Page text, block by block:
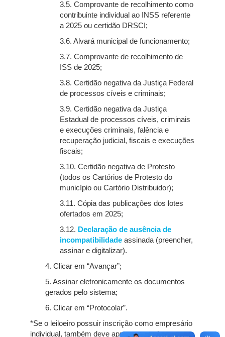
3.5. Comprovante de recolhimento como
contribuinte individual ao INSS referente
a 2025 ou certidão DRSCI;
3.6. Alvará municipal de funcionamento;
3.7. Comprovante de recolhimento de
ISS de 2025;
3.8. Certidão negativa da Justiça Federal
de processos cíveis e criminais;
3.9. Certidão negativa da Justiça
Estadual de processos cíveis, criminais
e execuções criminais, falência e
recuperação judicial, fiscais e execuções
fiscais;
3.10. Certidão negativa de Protesto
(todos os Cartórios de Protesto do
município ou Cartório Distribuidor);
3.11. Cópia das publicações dos lotes
ofertados em 2025;
3.12. Declaração de ausência de
incompatibilidade assinada (preencher,
assinar e digitalizar).
4. Clicar em “Avançar”;
5. Assinar eletronicamente os documentos
gerados pelo sistema;
6. Clicar em “Protocolar”.
*Se o leiloeiro possuir inscrição como empresário
individual, também deve apresentar todas as